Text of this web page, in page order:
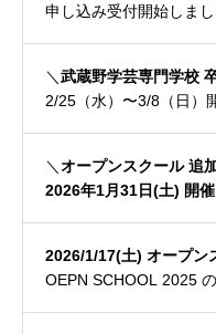
申し込み受付開始しまし
＼ 武蔵野学芸専門学校
2/25（水）〜3/8（日）
＼ オープンスクール 追
2026年1月31日(土) 開催
2026/1/17(土) オープン
OEPN SCHOOL 2025